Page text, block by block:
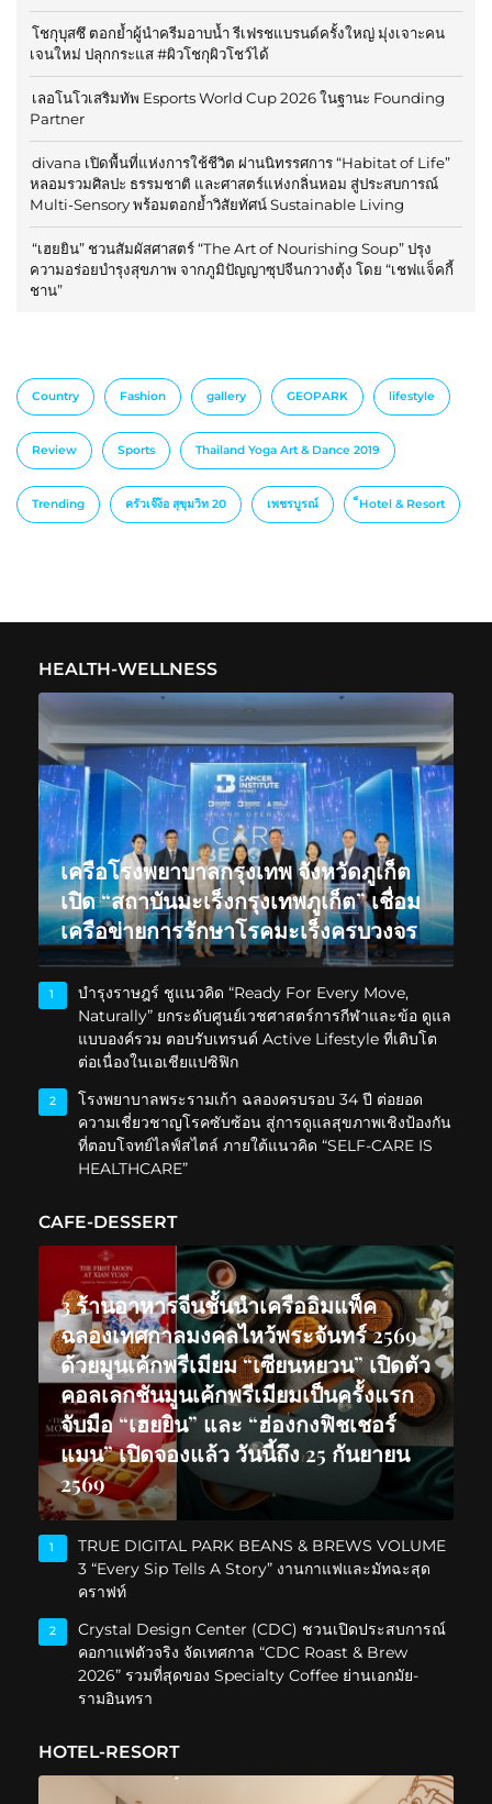
โชกุบุสซึ ตอกย้ำผู้นำครีมอาบน้ำ รีเฟรชแบรนด์ครั้งใหญ่ มุ่งเจาะคน
เจนใหม่ ปลุกกระแส #ผิวโชกุผิวโชว์ได้
เลอโนโวเสริมทัพ Esports World Cup 2026 ในฐานะ Founding
Partner
divana เปิดพื้นที่แห่งการใช้ชีวิต ผ่านนิทรรศการ “Habitat of Life”
หลอมรวมศิลปะ ธรรมชาติ และศาสตร์แห่งกลิ่นหอม สู่ประสบการณ์
Multi-Sensory พร้อมตอกย้ำวิสัยทัศน์ Sustainable Living
“เฮยยิน” ชวนสัมผัสศาสตร์ “The Art of Nourishing Soup” ปรุง
ความอร่อยบำรุงสุขภาพ จากภูมิปัญญาซุปจีนกวางตุ้ง โดย “เชฟแจ็คกี้
ชาน”
Country Fashion gallery GEOPARK lifestyle
Review Sports Thailand Yoga Art & Dance 2019
Trending ครัวเจ๊ง้อ สุขุมวิท 20 เพชรบูรณ์ ็Hotel & Resort
HEALTH-WELLNESS
เครือโรงพยาบาลกรุงเทพ จังหวัดภูเก็ต
เปิด “สถาบันมะเร็งกรุงเทพภูเก็ต” เชื่อม
เครือข่ายการรักษาโรคมะเร็งครบวงจร
1
บำรุงราษฎร์ ชูแนวคิด “Ready For Every Move,
Naturally” ยกระดับศูนย์เวชศาสตร์การกีฬาและข้อ ดูแล
แบบองค์รวม ตอบรับเทรนด์ Active Lifestyle ที่เติบโต
ต่อเนื่องในเอเชียแปซิฟิก
2
โรงพยาบาลพระรามเก้า ฉลองครบรอบ 34 ปี ต่อยอด
ความเชี่ยวชาญโรคซับซ้อน สู่การดูแลสุขภาพเชิงป้องกัน
ที่ตอบโจทย์ไลฟ์สไตล์ ภายใต้แนวคิด “SELF-CARE IS
HEALTHCARE”
CAFE-DESSERT
3 ร้านอาหารจีนชั้นนำเครืออิมแพ็ค
ฉลองเทศกาลมงคลไหว้พระจันทร์ 2569
ด้วยมูนเค้กพรีเมียม “เซียนหยวน” เปิดตัว
คอลเลกชันมูนเค้กพรีเมียมเป็นครั้งแรก
จับมือ “เฮยยิน” และ “ฮ่องกงฟิชเชอร์
แมน” เปิดจองแล้ว วันนี้ถึง 25 กันยายน
2569
1
TRUE DIGITAL PARK BEANS & BREWS VOLUME
3 “Every Sip Tells A Story” งานกาแฟและมัทฉะสุด
คราฟท์
2
Crystal Design Center (CDC) ชวนเปิดประสบการณ์
คอกาแฟตัวจริง จัดเทศกาล “CDC Roast & Brew
2026” รวมที่สุดของ Specialty Coffee ย่านเอกมัย-
รามอินทรา
HOTEL-RESORT